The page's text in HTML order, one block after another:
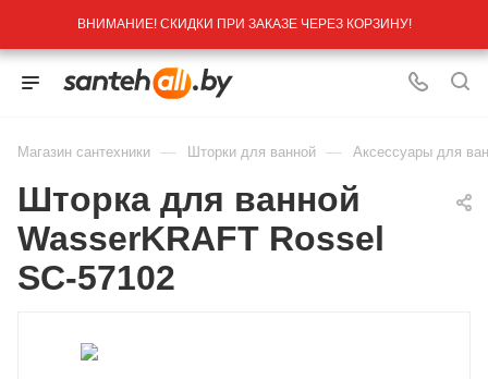
ВНИМАНИЕ! СКИДКИ ПРИ ЗАКАЗЕ ЧЕРЕЗ КОРЗИНУ!
Магазин сантехники — Шторки для ванной — Аксессуары для
Шторка для ванной
WasserKRAFT Rossel
SC-57102